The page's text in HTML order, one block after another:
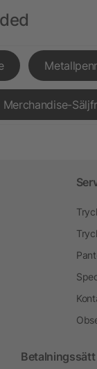
Merchandise-
Betalningssätt